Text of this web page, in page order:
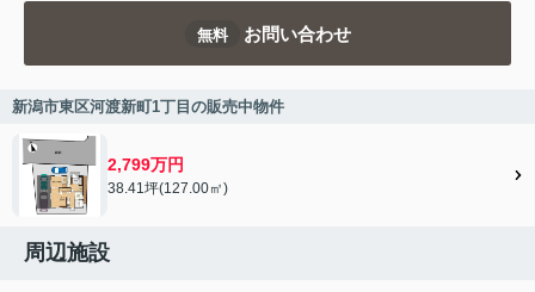
無料 お問い合わせ
新潟市東区河渡新町1丁目の販売中物件
2,799万円
38.41坪(127.00㎡)
周辺施設